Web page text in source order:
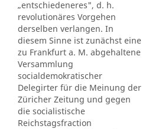
„entschiedeneres", d. h.
revolutionäres Vorgehen
derselben verlangen. In
diesem Sinne ist zunächst eine
zu Frankfurt a. M. abgehaltene
Versammlung
socialdemokratischer
Delegirter für die Meinung der
Züricher Zeitung und gegen
die socialistische
Reichstagsfraction